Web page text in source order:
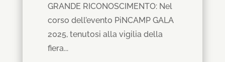
GRANDE RICONOSCIMENTO: Nel
corso dell’evento PiNCAMP GALA
2025, tenutosi alla vigilia della
fiera...